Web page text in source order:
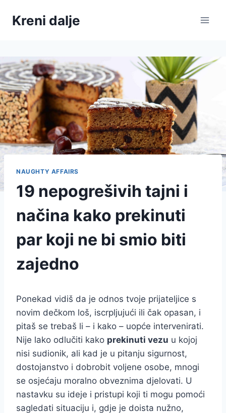
Kreni dalje
NAUGHTY AFFAIRS
19 nepogrešivih tajni i
načina kako prekinuti
par koji ne bi smio biti
zajedno
Ponekad vidiš da je odnos tvoje prijateljice s
novim dečkom loš, iscrpljujući ili čak opasan, i
pitaš se trebaš li – i kako – uopće intervenirati.
Nije lako odlučiti kako prekinuti vezu u kojoj
nisi sudionik, ali kad je u pitanju sigurnost,
dostojanstvo i dobrobit voljene osobe, mnogi
se osjećaju moralno obveznima djelovati. U
nastavku su ideje i pristupi koji ti mogu pomoći
sagledati situaciju i, gdje je doista nužno,